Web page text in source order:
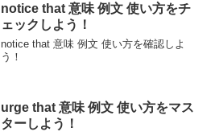
notice that 意味 例文 使い方をチ
ェックしよう！
notice that 意味 例文 使い方を確認しよ
う！
urge that 意味 例文 使い方をマス
ターしよう！